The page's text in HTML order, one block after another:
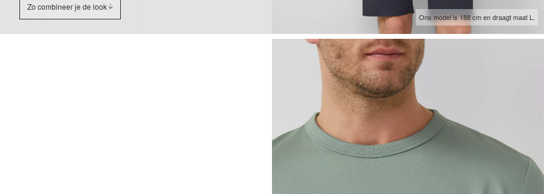
Zo combineer je de look
Ons model is 188 cm en draagt maat L.